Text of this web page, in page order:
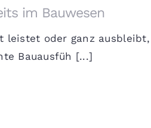
im Bauwesen
leistet oder ganz
Bauausfüh [...]